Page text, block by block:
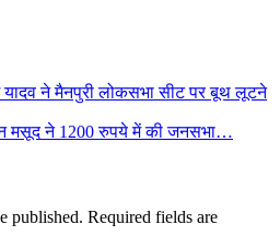
ने मैनपुरी लोकसभा सीट पर बूथ लूटने
मसूद ने 1200 रुपये में की जनसभा…
published. Required fields are